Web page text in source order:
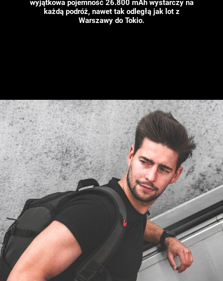
wyjątkowa pojemność 26.800 mAh wystarczy na
każdą podróż, nawet tak odległą jak lot z
Warszawy do Tokio.